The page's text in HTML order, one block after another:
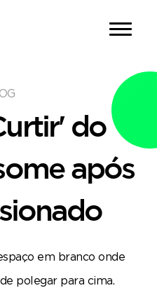
do
após
em branco onde
polegar para cima.